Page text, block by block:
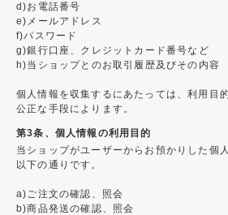
d)お電話番号
e)メールアドレス
f)パスワード
g)銀行口座、クレジットカード番号など
h)当ショップとのお取引履歴及びその内容
個人情報を収集するにあたっては、利用目
公正な手段によります。
第3条、個人情報の利用目的
当ショップがユーザーからお預かりした個
以下の通りです。
a)ご注文の確認、照会
b)商品発送の確認、照会